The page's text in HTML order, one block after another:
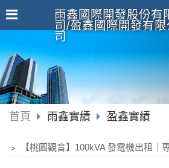
雨鑫國際開發股份有
司/盈鑫國際開發有限
司
首頁 雨鑫實績 盈鑫實績
﹥ 【桃園觀音】100kVA 發電機出租｜專業進場紀錄｜廠房停電與臨